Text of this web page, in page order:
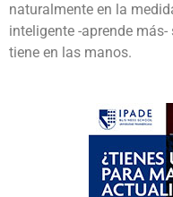
naturalmente en la
inteligente -aprende
tiene en las manos.